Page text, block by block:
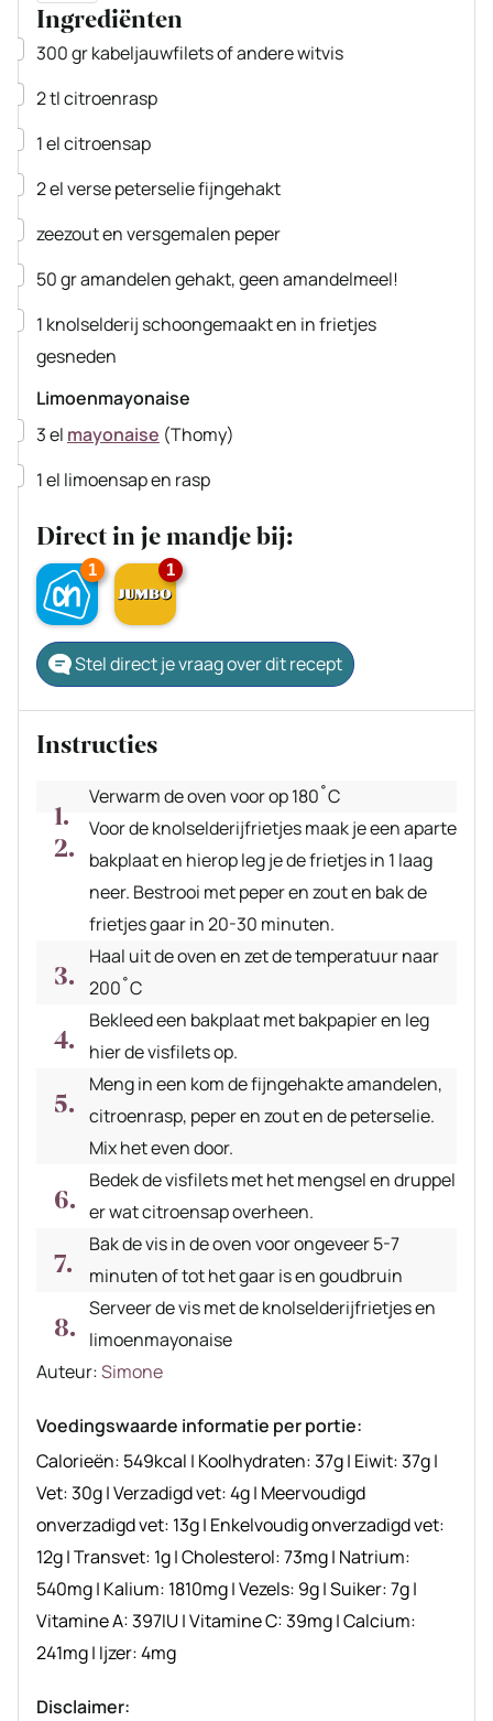
Ingrediënten
▢
300grkabeljauwfiletsof andere witvis
▢
2tlcitroenrasp
▢
1elcitroensap
▢
2elverse peterseliefijngehakt
▢
zeezout en versgemalen peper
▢
50gramandelengehakt, geen amandelmeel!
▢
1 knolselderij schoongemaakt en in frietjes
gesneden
Limoenmayonaise
▢
3el mayonaise (Thomy)
▢
1el limoensap en rasp
Direct in je mandje bij:
1 1
Stel direct je vraag over dit recept
Instructies
Verwarm de oven voor op 180˚C
Voor de knolselderijfrietjes maak je een aparte
bakplaat en hierop leg je de frietjes in 1 laag
neer. Bestrooi met peper en zout en bak de
frietjes gaar in 20-30 minuten.
Haal uit de oven en zet de temperatuur naar
200˚C
Bekleed een bakplaat met bakpapier en leg
hier de visfilets op.
Meng in een kom de fijngehakte amandelen,
citroenrasp, peper en zout en de peterselie.
Mix het even door.
Bedek de visfilets met het mengsel en druppel
er wat citroensap overheen.
Bak de vis in de oven voor ongeveer 5-7
minuten of tot het gaar is en goudbruin
Serveer de vis met de knolselderijfrietjes en
limoenmayonaise
Auteur
Auteur:Simone
Voedingswaarde informatie per portie:
Calorieën: 549kcal | Koolhydraten:37g| Eiwit:37g|
Vet:30g|Verzadigd vet:4g| Meervoudigd
onverzadigd vet: 13g| Enkelvoudig onverzadigd vet:
12g|Transvet: 1g|Cholesterol:73mg| Natrium:
540mg| Kalium: 1810mg|Vezels: 9g|Suiker:7g|
Vitamine A:397IU|Vitamine C:39mg|Calcium:
241mg| Ijzer:4mg
Disclaimer: